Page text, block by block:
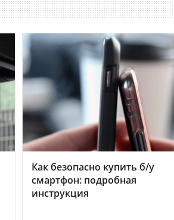
Как безопасно купить б/у
смартфон: подробная
инструкция